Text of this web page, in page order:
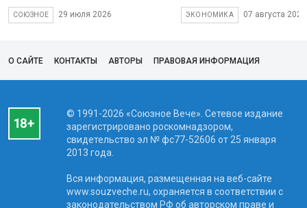
СОЮЗНОЕ 29 июля 2026 ЭКОНОМИКА 07 августа 2026
О САЙТЕ КОНТАКТЫ АВТОРЫ ПРАВОВАЯ ИНФОРМАЦИЯ
© 1991-2026 «Союзное Вече». Сетевое издание
зарегистрировано роскомнадзором,
свидетельство эл № фc77-52606 от 25 января
2013 года.
Вся информация, размещенная на веб-сайте
www.souzveche.ru, охраняется в соответствии с
законодательством РФ об авторском праве и